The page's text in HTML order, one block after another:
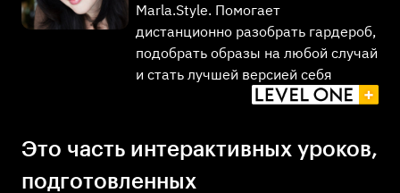
Это часть интерактивных уроков,
подготовленных
Marla.Style. Помогает
дистанционно разобрать гардероб,
подобрать образы на любой случай
и стать лучшей версией себя